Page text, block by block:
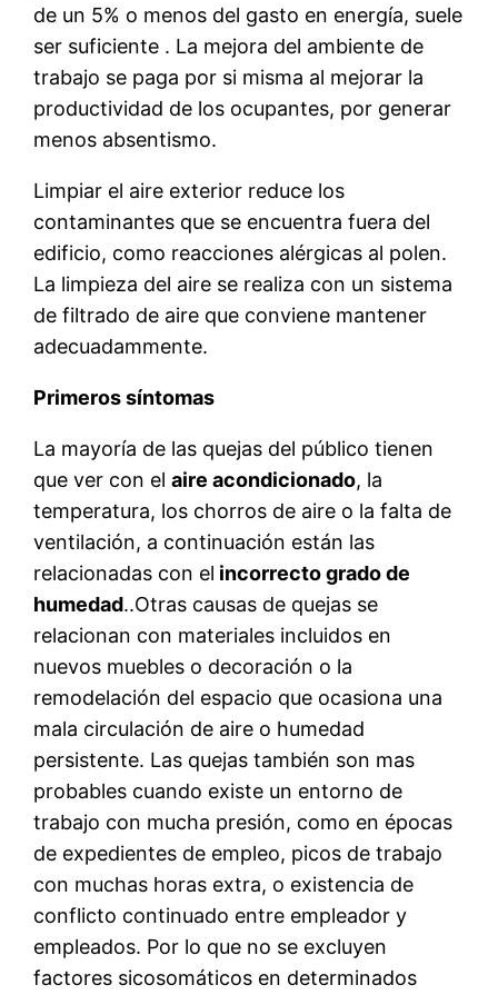
de un 5% o menos del gasto en energía, suele
ser suficiente . La mejora del ambiente de
trabajo se paga por si misma al mejorar la
productividad de los ocupantes, por generar
menos absentismo.
Limpiar el aire exterior reduce los
contaminantes que se encuentra fuera del
edificio, como reacciones alérgicas al polen.
La limpieza del aire se realiza con un sistema
de filtrado de aire que conviene mantener
adecuadammente.
Primeros síntomas
La mayoría de las quejas del público tienen
que ver con elaire acondicionado, la
temperatura, los chorros de aire o la falta de
ventilación, a continuación están las
relacionadas con el incorrecto grado de
humedad..Otras causas de quejas se
relacionan con materiales incluidos en
nuevos muebles o decoración o la
remodelación del espacio que ocasiona una
mala circulación de aire o humedad
persistente. Las quejas también son mas
probables cuando existe un entorno de
trabajo con mucha presión, como en épocas
de expedientes de empleo, picos de trabajo
con muchas horas extra, o existencia de
conflicto continuado entre empleador y
empleados. Por lo que no se excluyen
factores sicosomáticos en determinados